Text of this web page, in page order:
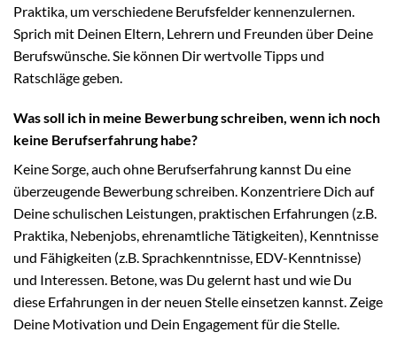
Praktika, um verschiedene Berufsfelder kennenzulernen.
Sprich mit Deinen Eltern, Lehrern und Freunden über Deine
Berufswünsche. Sie können Dir wertvolle Tipps und
Ratschläge geben.
Was soll ich in meine Bewerbung schreiben, wenn ich noch
keine Berufserfahrung habe?
Keine Sorge, auch ohne Berufserfahrung kannst Du eine
überzeugende Bewerbung schreiben. Konzentriere Dich auf
Deine schulischen Leistungen, praktischen Erfahrungen (z.B.
Praktika, Nebenjobs, ehrenamtliche Tätigkeiten), Kenntnisse
und Fähigkeiten (z.B. Sprachkenntnisse, EDV-Kenntnisse)
und Interessen. Betone, was Du gelernt hast und wie Du
diese Erfahrungen in der neuen Stelle einsetzen kannst. Zeige
Deine Motivation und Dein Engagement für die Stelle.